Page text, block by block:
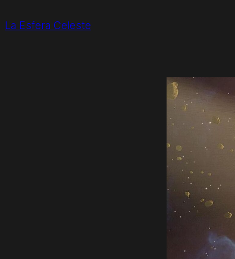
La Esfera Celeste